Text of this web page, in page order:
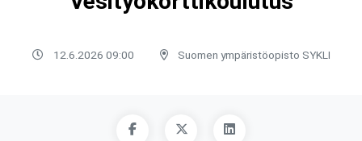
12.6.2026 09:00 Suomen ympäristöopisto SYKLI